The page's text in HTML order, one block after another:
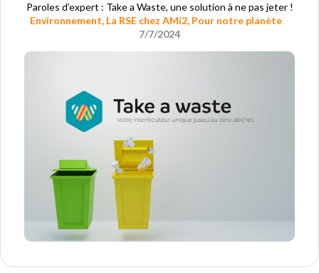
Paroles d’expert : Take a Waste, une solution à ne pas jeter !
Environnement, La RSE chez AMi2, Pour notre planète
7/7/2024